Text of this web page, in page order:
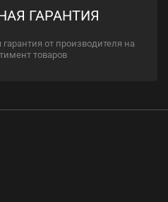
ГАРАНТИЯ
от производителя на
товаров